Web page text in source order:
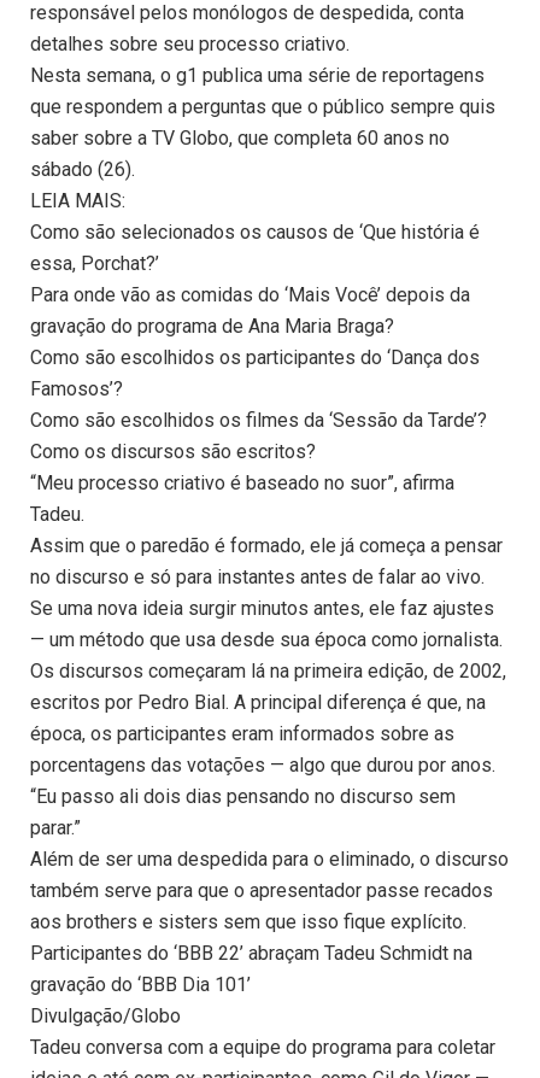
responsável pelos monólogos de despedida, conta
detalhes sobre seu processo criativo.
Nesta semana, o g1 publica uma série de reportagens
que respondem a perguntas que o público sempre quis
saber sobre a TV Globo, que completa 60 anos no
sábado (26).
LEIA MAIS:
Como são selecionados os causos de ‘Que história é
essa, Porchat?’
Para onde vão as comidas do ‘Mais Você’ depois da
gravação do programa de Ana Maria Braga?
Como são escolhidos os participantes do ‘Dança dos
Famosos’?
Como são escolhidos os filmes da ‘Sessão da Tarde’?
Como os discursos são escritos?
“Meu processo criativo é baseado no suor”, afirma
Tadeu.
Assim que o paredão é formado, ele já começa a pensar
no discurso e só para instantes antes de falar ao vivo.
Se uma nova ideia surgir minutos antes, ele faz ajustes
— um método que usa desde sua época como jornalista.
Os discursos começaram lá na primeira edição, de 2002,
escritos por Pedro Bial. A principal diferença é que, na
época, os participantes eram informados sobre as
porcentagens das votações — algo que durou por anos.
“Eu passo ali dois dias pensando no discurso sem
parar.”
Além de ser uma despedida para o eliminado, o discurso
também serve para que o apresentador passe recados
aos brothers e sisters sem que isso fique explícito.
Participantes do ‘BBB 22’ abraçam Tadeu Schmidt na
gravação do ‘BBB Dia 101’
Divulgação/Globo
Tadeu conversa com a equipe do programa para coletar